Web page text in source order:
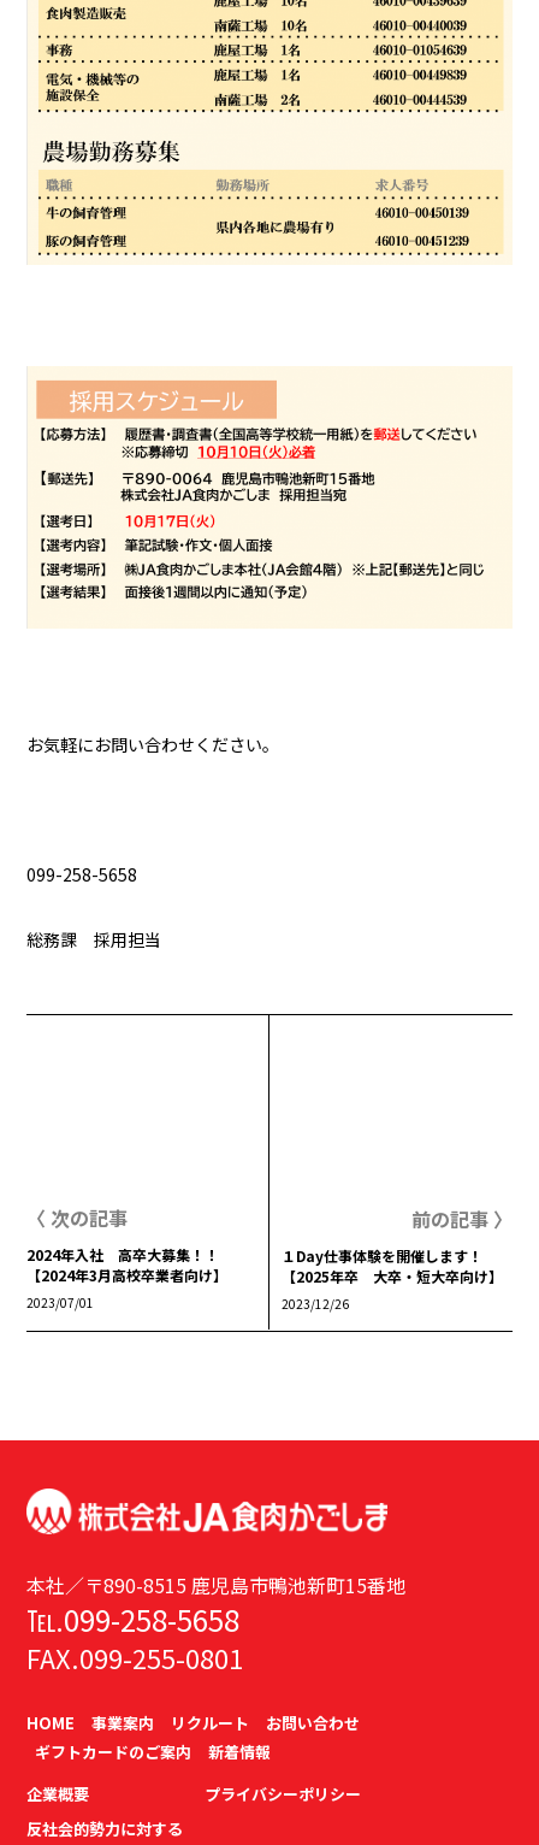
お気軽にお問い合わせください。
099-258-5658
総務課 採用担当
〈 次の記事
2024年入社 高卒大募集！！
【2024年3月高校卒業者向け】
2023/07/01
前の記事 〉
１Day仕事体験を開催します！
【2025年卒 大卒・短大卒向け】
2023/12/26
本社／〒890-8515 鹿児島市鴨池新町15番地
℡.099-258-5658
FAX.099-255-0801
HOME 事業案内 リクルート
お問い合わせ
ギフトカードのご案内
新着情報
企業概要
プライバシーポリシー
反社会的勢力に対する